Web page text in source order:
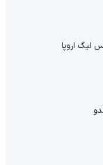
لیگ اروپا